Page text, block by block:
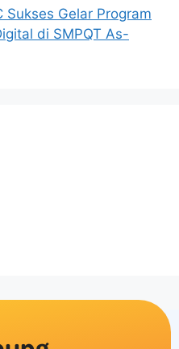
Sukses Gelar Program
di SMPQT As-